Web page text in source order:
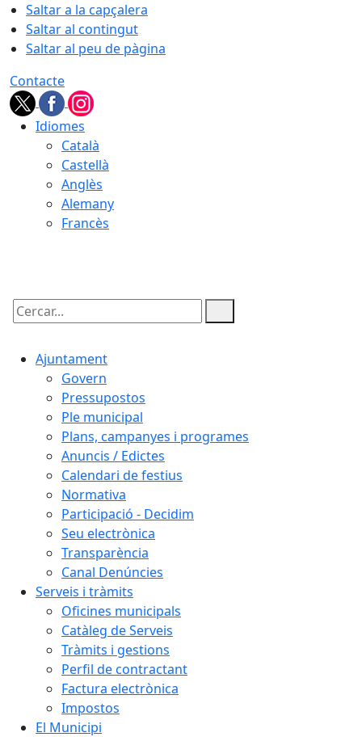
Saltar a la capçalera
Saltar al contingut
Saltar al peu de pàgina
Contacte
Idiomes
Català
Castellà
Anglès
Alemany
Francès
Cercar:
Ajuntament
Govern
Pressupostos
Ple municipal
Plans, campanyes i programes
Anuncis / Edictes
Calendari de festius
Normativa
Participació - Decidim
Seu electrònica
Transparència
Canal Denúncies
Serveis i tràmits
Oficines municipals
Catàleg de Serveis
Tràmits i gestions
Perfil de contractant
Factura electrònica
Impostos
El Municipi